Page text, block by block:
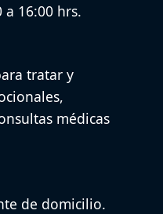
a 16:00 hrs.
tratar y
médicas
de domicilio.